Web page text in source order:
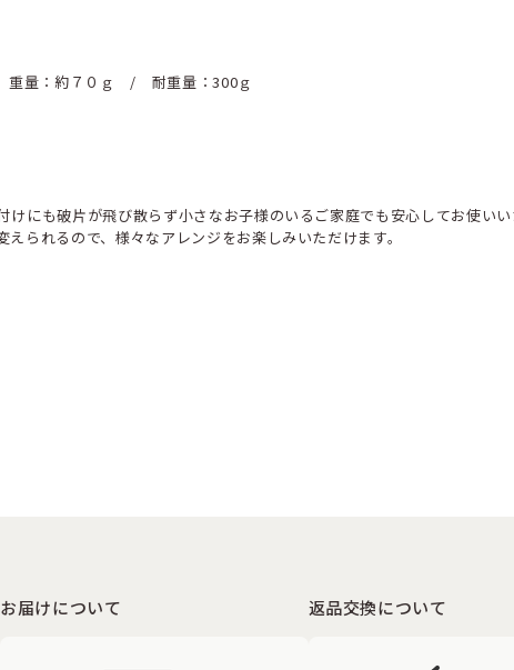
量：約７０ｇ / 耐重量：300ｇ
にも破片が飛び散らず小さなお子様のいるご家庭でも安心してお使いい
られるので、様々なアレンジをお楽しみいただけます。
お届けについて 返品交換について